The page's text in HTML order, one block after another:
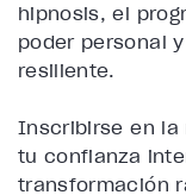
hipnosis, el
poder personal
resiliente.
Inscribirse en la
tu confianza
transformación